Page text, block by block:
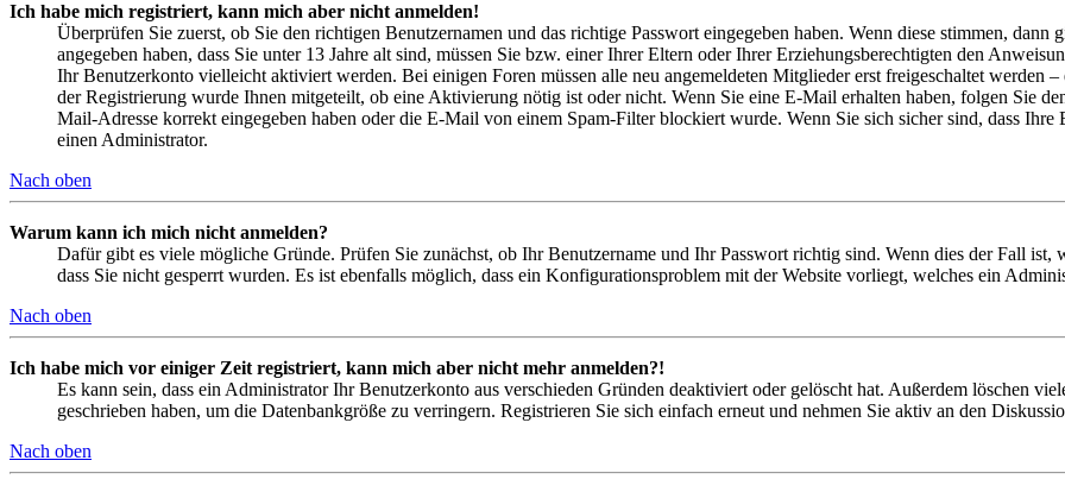
Ich habe mich registriert, kann mich aber nicht anmelden!
Überprüfen Sie zuerst, ob Sie den richtigen Benutzernamen und das richtige Passwort eingegeben haben. Wenn diese stimmen, dann
angegeben haben, dass Sie unter 13 Jahre alt sind, müssen Sie bzw. einer Ihrer Eltern oder Ihrer Erziehungsberechtigten den
Ihr Benutzerkonto vielleicht aktiviert werden. Bei einigen Foren müssen alle neu angemeldeten Mitglieder erst freigeschaltet werden
der Registrierung wurde Ihnen mitgeteilt, ob eine Aktivierung nötig ist oder nicht. Wenn Sie eine E-Mail erhalten haben, folgen Sie
Mail-Adresse korrekt eingegeben haben oder die E-Mail von einem Spam-Filter blockiert wurde. Wenn Sie sich sicher sind, dass
einen Administrator.
Nach oben
Warum kann ich mich nicht anmelden?
Dafür gibt es viele mögliche Gründe. Prüfen Sie zunächst, ob Ihr Benutzername und Ihr Passwort richtig sind. Wenn dies der Fall ist,
dass Sie nicht gesperrt wurden. Es ist ebenfalls möglich, dass ein Konfigurationsproblem mit der Website vorliegt, welches ein
Nach oben
Ich habe mich vor einiger Zeit registriert, kann mich aber nicht mehr anmelden?!
Es kann sein, dass ein Administrator Ihr Benutzerkonto aus verschieden Gründen deaktiviert oder gelöscht hat. Außerdem löschen
geschrieben haben, um die Datenbankgröße zu verringern. Registrieren Sie sich einfach erneut und nehmen Sie aktiv an den
Nach oben